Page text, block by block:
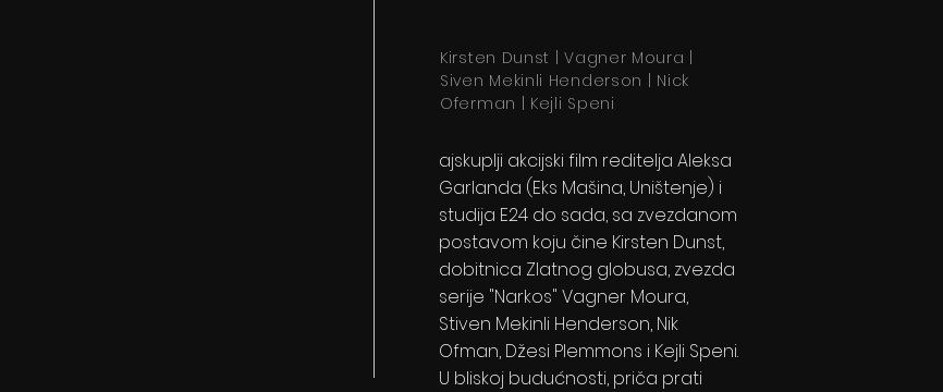
Kirsten Dunst | Vagner Moura |
Siven Mekinli Henderson | Nick
Oferman | Kejli Speni
ajskuplji akcijski film reditelja Aleksa
Garlanda (Eks Mašina, Uništenje) i
studija E24 do sada, sa zvezdanom
postavom koju čine Kirsten Dunst,
dobitnica Zlatnog globusa, zvezda
serije "Narkos" Vagner Moura,
Stiven Mekinli Henderson, Nik
Ofman, Džesi Plemmons i Kejli Speni.
U bliskoj budućnosti, priča prati